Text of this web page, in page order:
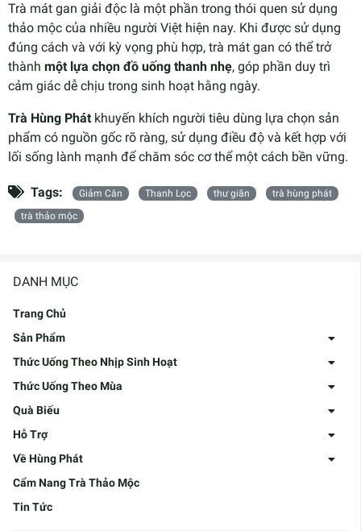
DANH MỤC
Trang Chủ
Sản Phẩm
Thức Uống Theo Nhịp Sinh Hoạt
Thức Uống Theo Mùa
Quà Biếu
Hỗ Trợ
Về Hùng Phát
Cẩm Nang Trà Thảo Mộc
Tin Tức
Trà mát gan giải độc là một phần trong thói quen sử dụng
thảo mộc của nhiều người Việt hiện nay. Khi được sử dụng
đúng cách và với kỳ vọng phù hợp, trà mát gan có thể trở
thành một lựa chọn đồ uống thanh nhẹ, góp phần duy trì
cảm giác dễ chịu trong sinh hoạt hằng ngày.
Trà Hùng Phátkhuyến khích người tiêu dùng lựa chọn sản
phẩm có nguồn gốc rõ ràng, sử dụng điều độ và kết hợp với
lối sống lành mạnh để chăm sóc cơ thể một cách bền vững.
Tags: Giảm Cân Thanh Lọc thư giãn
trà hùng phát
trà thảo mộc